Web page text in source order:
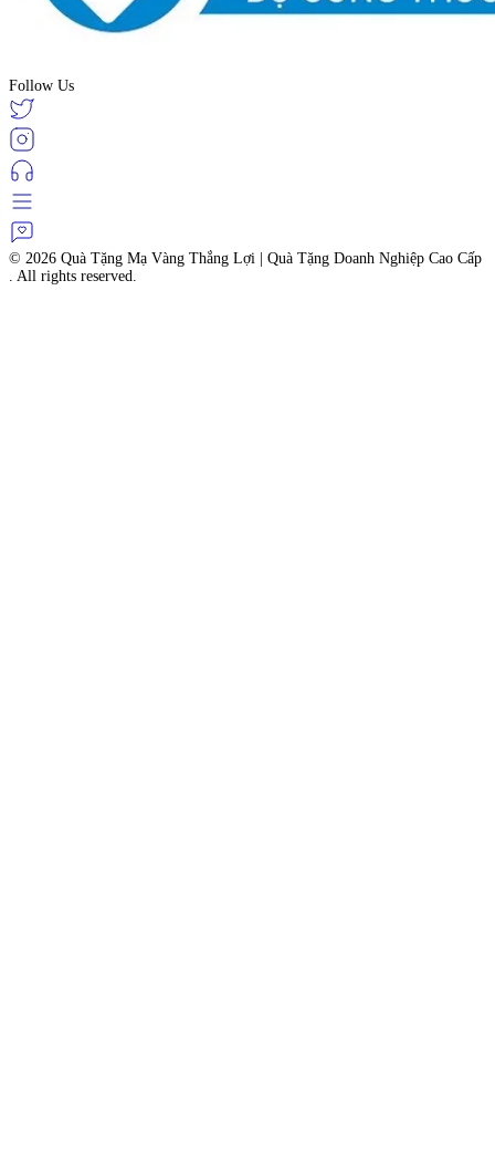
Follow Us
© 2026 Quà Tặng Mạ Vàng Thắng Lợi | Quà Tặng Doanh Nghiệp Cao Cấp
. All rights reserved.